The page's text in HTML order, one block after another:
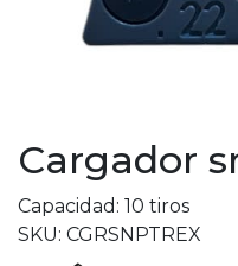
Cargador
Capacidad: 10 tiros
SKU: CGRSNPTREX